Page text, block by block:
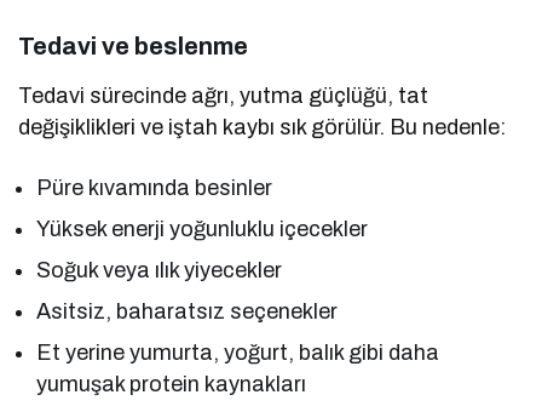
Tedavi ve beslenme
Tedavi sürecinde ağrı, yutma güçlüğü, tat
değişiklikleri ve iştah kaybı sık görülür. Bu nedenle:
Püre kıvamında besinler
Yüksek enerji yoğunluklu içecekler
Soğuk veya ılık yiyecekler
Asitsiz, baharatsız seçenekler
Et yerine yumurta, yoğurt, balık gibi daha
yumuşak protein kaynakları